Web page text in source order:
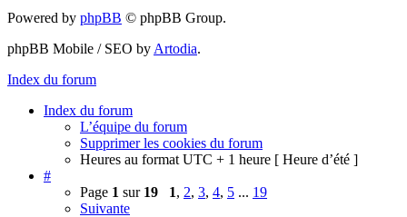
Powered by phpBB © phpBB Group.
phpBB Mobile / SEO byArtodia.
Index du forum
Index du forum
L’équipe du forum
Supprimer les cookies du forum
Heures au format UTC + 1 heure [ Heure d’été ]
#
Page 1 sur 19 1, 2, 3, 4, 5 ... 19
Suivante